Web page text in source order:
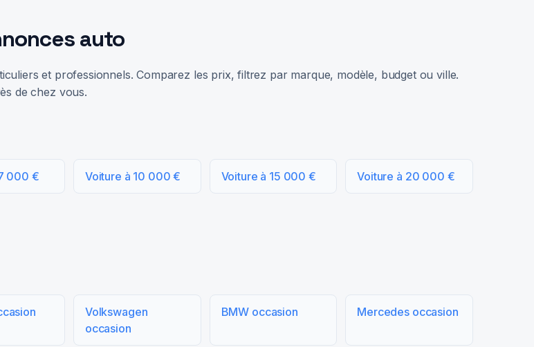
auto
et professionnels. Comparez les prix, filtrez par marque, modèle, budget ou ville.
de chez vous.
000 € Voiture à 10 000 € Voiture à 15 000 € Voiture à 20 000 €
Volkswagen
occasion
BMW occasion Mercedes occasion